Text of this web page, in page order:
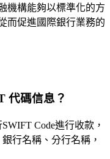
機構能夠以標準化的方
而促進國際銀行業務的
代碼信息？
Code進行收款，
行名稱、分行名稱，